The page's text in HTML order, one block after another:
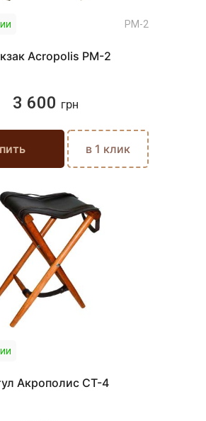
PМ-2
Acropolis PМ-2
3 600 грн
в 1 клик
Акрополис СТ-4